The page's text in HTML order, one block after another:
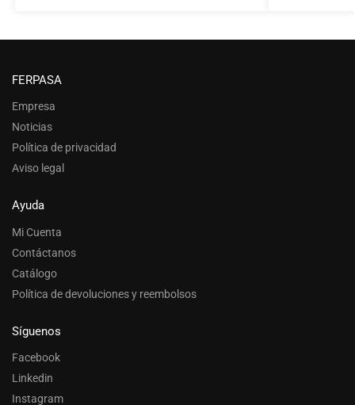
FERPASA
Empresa
Noticias
Política de privacidad
Aviso legal
Ayuda
Mi Cuenta
Contáctanos
Catálogo
Política de devoluciones y reembolsos
Síguenos
Facebook
Linkedin
Instagram